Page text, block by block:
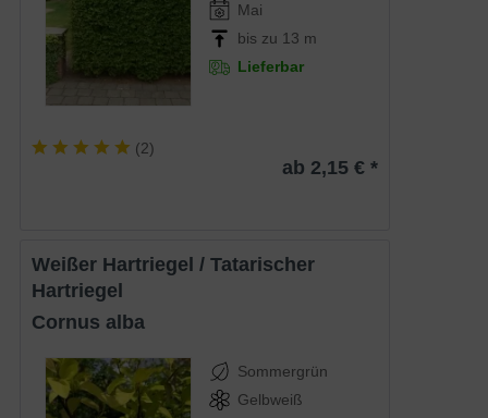
Mai
bis zu 13 m
Lieferbar
(2)
ab 2,15 € *
Weißer Hartriegel / Tatarischer
Hartriegel
Cornus alba
Sommergrün
Gelbweiß